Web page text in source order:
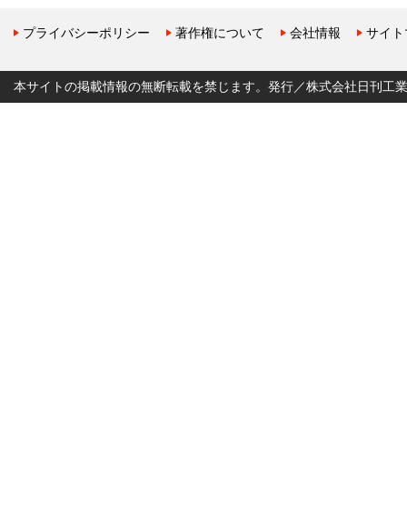
プライバシーポリシー 著作権について 会社情報 サイ
本サイトの掲載情報の無断転載を禁じます。発行／株式会社日刊